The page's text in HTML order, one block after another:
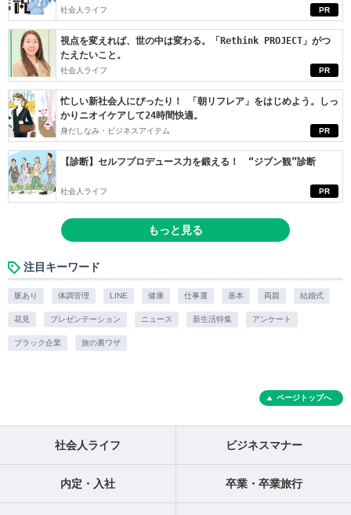
PR
社会人ライフ
PR
視点を変えれば、世の中は変わる。「Rethink PROJECT」がつ
たえたいこと。
社会人ライフ
PR
忙しい新社会人にぴったり！ 「朝リフレア」をはじめよう。しっ
かりニオイケアして24時間快適。
身だしなみ・ビジネスアイテム
PR
【診断】セルフプロデュース力を鍛える！ “ジブン観”診断
社会人ライフ
もっと見る
注目キーワード
脈あり 体調管理 LINE 健康 仕事運 基本 両親 結婚式
花見 プレゼンテーション ニュース 新生活特集 アンケート
ブラック企業 旅の裏ワザ
ページトップへ
社会人ライフ ビジネスマナー
内定・入社 卒業・卒業旅行